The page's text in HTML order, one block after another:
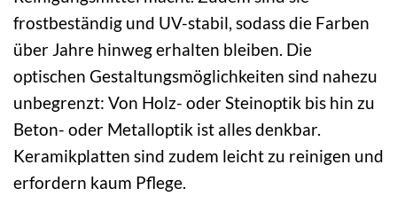
frostbeständig und UV-stabil, sodass die Farben
über Jahre hinweg erhalten bleiben. Die
optischen Gestaltungsmöglichkeiten sind nahezu
unbegrenzt: Von Holz- oder Steinoptik bis hin zu
Beton- oder Metalloptik ist alles denkbar.
Keramikplatten sind zudem leicht zu reinigen und
erfordern kaum Pflege.